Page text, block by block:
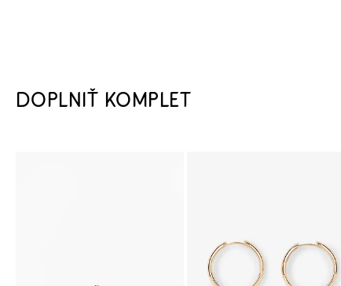
DOPLNIŤ KOMPLET